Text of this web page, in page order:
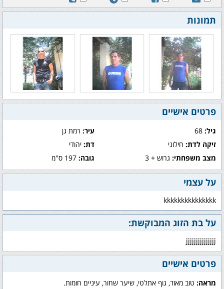
תמונות
פרטים אישיים
גיל: עיר:רמת גן
זיקה לדת: חילוני דת:יהודי
מצב משפחתי: גרוש + 3 גובה:197 ס"מ
על עצמי
kkkkkkkkkkkkkkk
על בת הזוג המבוקשת:
jjjjjjjjjjjjjjj
פרטים אישיים
מראה: טוב מאוד, גוף אתלטי, שיער שחור, עיניים חומות.